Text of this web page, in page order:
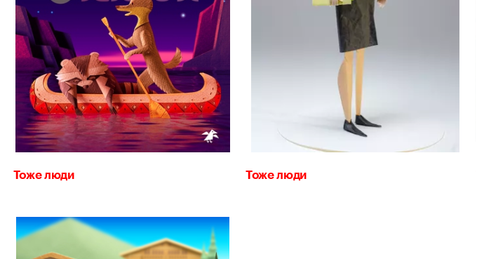
Тоже люди Тоже люди